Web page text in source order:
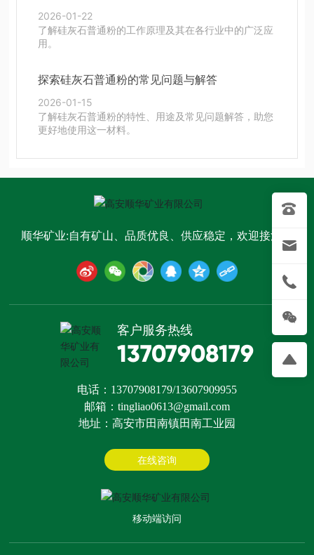
2026-01-22
了解硅灰石普通粉的工作原理及其在各行业中的广泛应
用。
探索硅灰石普通粉的常见问题与解答
2026-01-15
了解硅灰石普通粉的特性、用途及常见问题解答，助您
更好地使用这一材料。
顺华矿业:自有矿山、品质优良、供应稳定，欢迎接洽。
客户服务热线
13707908179
电话： 13707908179/13607909955
邮箱： tingliao0613@gmail.com
地址：高安市田南镇田南工业园
在线咨询
移动端访问